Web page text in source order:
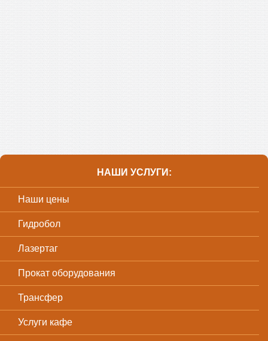
НАШИ УСЛУГИ:
Наши цены
Гидробол
Лазертаг
Прокат оборудования
Трансфер
Услуги кафе